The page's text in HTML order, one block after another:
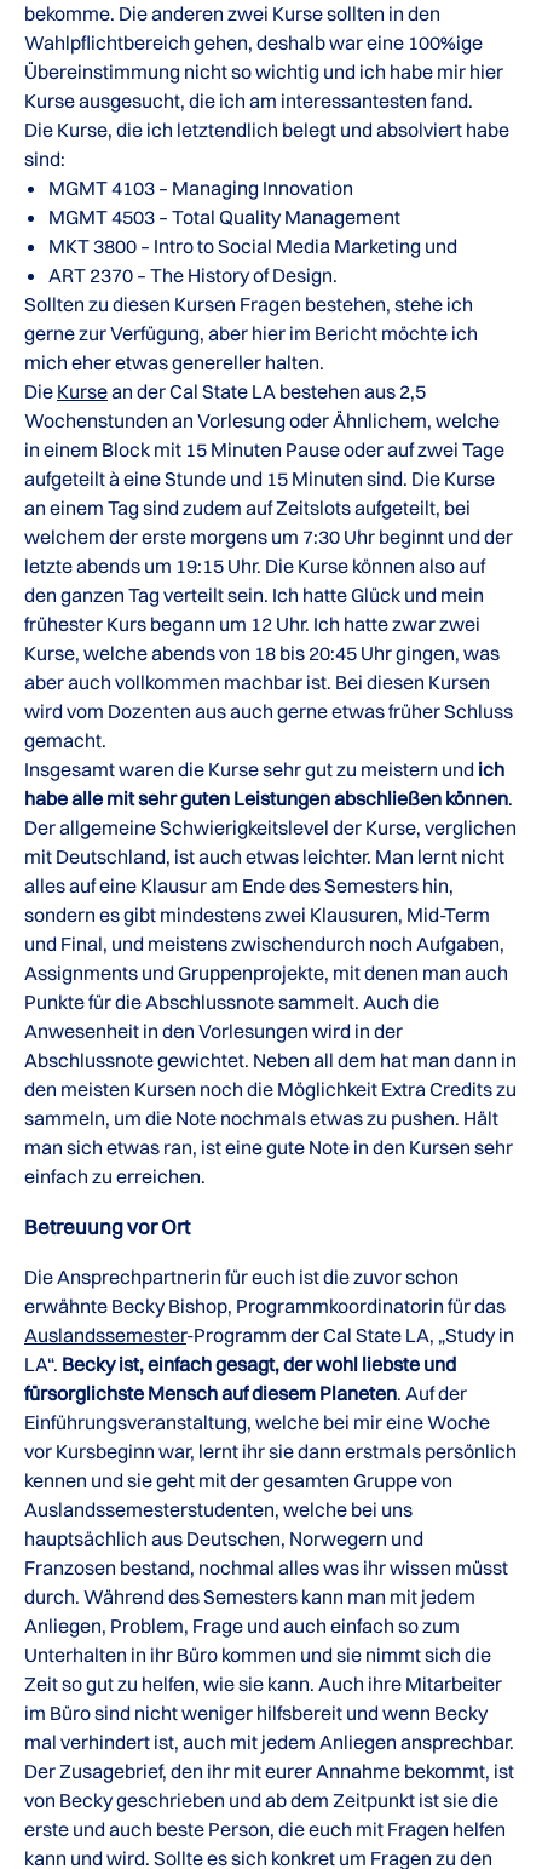
bekomme. Die anderen zwei Kurse sollten in den
Wahlpflichtbereich gehen, deshalb war eine 100%ige
Übereinstimmung nicht so wichtig und ich habe mir hier
Kurse ausgesucht, die ich am interessantesten fand.
Die Kurse, die ich letztendlich belegt und absolviert habe
sind:
MGMT 4103 – Managing Innovation
MGMT 4503 – Total Quality Management
MKT 3800 – Intro to Social Media Marketing und
ART 2370 – The History of Design.
Sollten zu diesen Kursen Fragen bestehen, stehe ich
gerne zur Verfügung, aber hier im Bericht möchte ich
mich eher etwas genereller halten.
Die Kursean der Cal State LA bestehen aus 2,5
Wochenstunden an Vorlesung oder Ähnlichem, welche
in einem Block mit 15 Minuten Pause oder auf zwei Tage
aufgeteilt à eine Stunde und 15 Minuten sind. Die Kurse
an einem Tag sind zudem auf Zeitslots aufgeteilt, bei
welchem der erste morgens um 7:30 Uhr beginnt und der
letzte abends um 19:15 Uhr. Die Kurse können also auf
den ganzen Tag verteilt sein. Ich hatte Glück und mein
frühester Kurs begann um 12 Uhr. Ich hatte zwar zwei
Kurse, welche abends von 18 bis 20:45 Uhr gingen, was
aber auch vollkommen machbar ist. Bei diesen Kursen
wird vom Dozenten aus auch gerne etwas früher Schluss
gemacht.
Insgesamt waren die Kurse sehr gut zu meistern und ich
habe alle mit sehr guten Leistungen abschließen können.
Der allgemeine Schwierigkeitslevel der Kurse, verglichen
mit Deutschland, ist auch etwas leichter. Man lernt nicht
alles auf eine Klausur am Ende des Semesters hin,
sondern es gibt mindestens zwei Klausuren, Mid-Term
und Final, und meistens zwischendurch noch Aufgaben,
Assignments und Gruppenprojekte, mit denen man auch
Punkte für die Abschlussnote sammelt. Auch die
Anwesenheit in den Vorlesungen wird in der
Abschlussnote gewichtet. Neben all dem hat man dann in
den meisten Kursen noch die Möglichkeit Extra Credits zu
sammeln, um die Note nochmals etwas zu pushen. Hält
man sich etwas ran, ist eine gute Note in den Kursen sehr
einfach zu erreichen.
Betreuung vor Ort
Die Ansprechpartnerin für euch ist die zuvor schon
erwähnte Becky Bishop, Programmkoordinatorin für das
Auslandssemester-Programm der Cal State LA, „Study in
LA“. Becky ist, einfach gesagt, der wohl liebste und
fürsorglichste Mensch auf diesem Planeten. Auf der
Einführungsveranstaltung, welche bei mir eine Woche
vor Kursbeginn war, lernt ihr sie dann erstmals persönlich
kennen und sie geht mit der gesamten Gruppe von
Auslandssemesterstudenten, welche bei uns
hauptsächlich aus Deutschen, Norwegern und
Franzosen bestand, nochmal alles was ihr wissen müsst
durch. Während des Semesters kann man mit jedem
Anliegen, Problem, Frage und auch einfach so zum
Unterhalten in ihr Büro kommen und sie nimmt sich die
Zeit so gut zu helfen, wie sie kann. Auch ihre Mitarbeiter
im Büro sind nicht weniger hilfsbereit und wenn Becky
mal verhindert ist, auch mit jedem Anliegen ansprechbar.
Der Zusagebrief, den ihr mit eurer Annahme bekommt, ist
von Becky geschrieben und ab dem Zeitpunkt ist sie die
erste und auch beste Person, die euch mit Fragen helfen
kann und wird. Sollte es sich konkret um Fragen zu den